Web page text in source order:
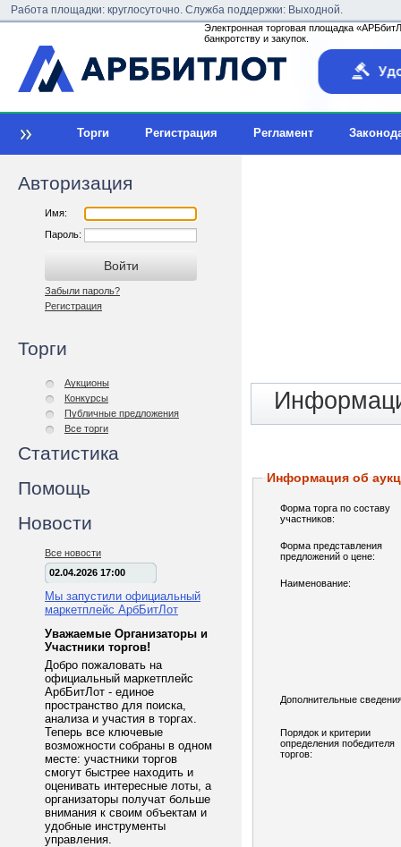
Работа площадки: круглосуточно. Служба поддержки: Выходной.
Электронная торговая площадка
банкротству и закупок.
Торги Регистрация Регламент
Авторизация
Имя:
Пароль:
Забыли пароль?
Регистрация
Торги
Аукционы
Конкурсы
Публичные предложения
Все торги
Статистика
Помощь
Новости
Все новости
02.04.2026 17:00
Мы запустили официальный
маркетплейс АрбБитЛот
Уважаемые Организаторы и
Участники торгов!
Добро пожаловать на
официальный маркетплейс
АрбБитЛот - единое
пространство для поиска,
анализа и участия в торгах.
Теперь все ключевые
возможности собраны в одном
месте: участники торгов
смогут быстрее находить и
оценивать интересные лоты, а
организаторы получат больше
внимания к своим объектам и
удобные инструменты
управления.
Информация об
Форма торга по составу
участников:
Форма представления
предложений о цене:
Наименование:
Дополнительные
Порядок и критерии
определения победителя
торгов: